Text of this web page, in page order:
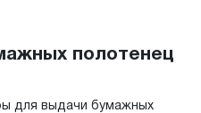
полотенец
для выдачи бумажных